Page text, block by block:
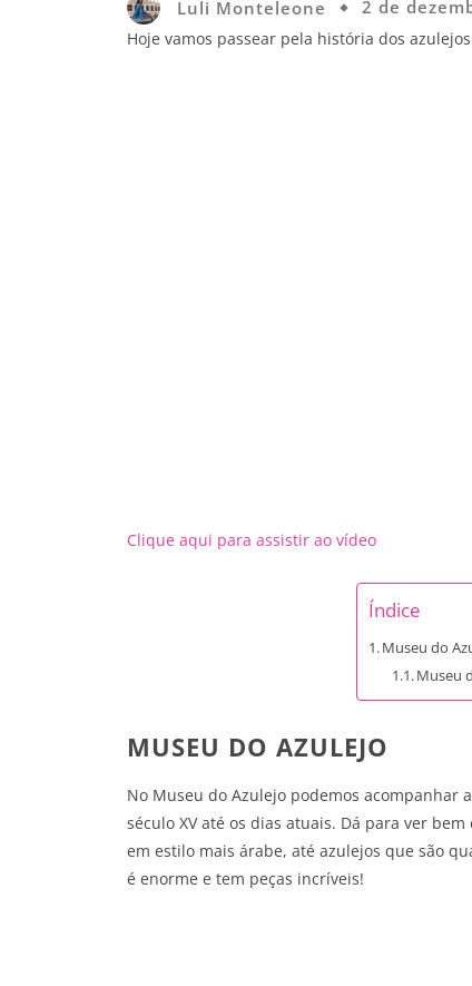
Luli Monteleone 2 de
Hoje vamos passear pela história dos
Clique aqui para assistir ao vídeo
Índice
Museu do
Museu
MUSEU DO AZULEJO
No Museu do Azulejo podemos acompanhar
século XV até os dias atuais. Dá para ver
em estilo mais árabe, até azulejos que são
é enorme e tem peças incríveis!